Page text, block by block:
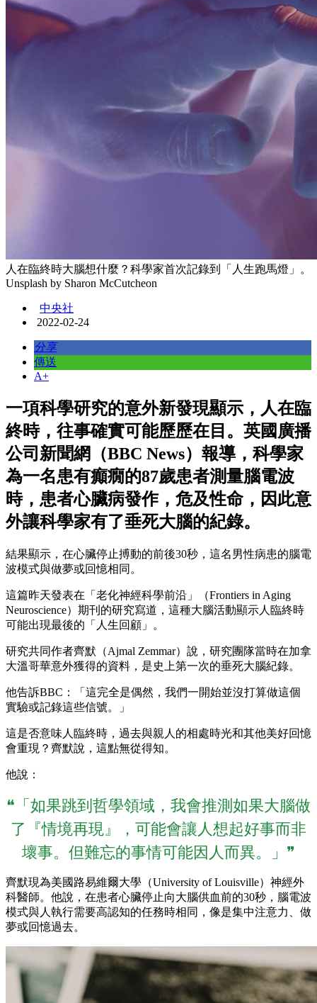
人在臨終時大腦想什麼？科學家首次記錄到「人生跑馬燈」。
Unsplash by Sharon McCutcheon
中央社
2022-02-24
分享
傳送
A+
一項科學研究的意外新發現顯示，人在臨
終時，往事確實可能歷歷在目。英國廣播
公司新聞網（BBC News）報導，科學家
為一名患有癲癇的87歲患者測量腦電波
時，患者心臟病發作，危及性命，因此意
外讓科學家有了垂死大腦的紀錄。
結果顯示，在心臟停止搏動的前後30秒，這名男性病患的腦電
波模式與做夢或回憶相同。
這篇昨天發表在「老化神經科學前沿」（Frontiers in Aging
Neuroscience）期刊的研究寫道，這種大腦活動顯示人臨終時
可能出現最後的「人生回顧」。
研究共同作者齊默（Ajmal Zemmar）說，研究團隊當時在加拿
大溫哥華意外獲得的資料，是史上第一次的垂死大腦紀錄。
他告訴BBC：「這完全是偶然，我們一開始並沒打算做這個
實驗或記錄這些信號。」
這是否意味人臨終時，過去與親人的相處時光和其他美好回憶
會重現？齊默說，這點無從得知。
他說：
❝「如果跳到哲學領域，我會推測如果大腦做
了『情境再現』，可能會讓人想起好事而非
壞事。但難忘的事情可能因人而異。」❞
齊默現為美國路易維爾大學（University of Louisville）神經外
科醫師。他說，在患者心臟停止向大腦供血前的30秒，腦電波
模式與人執行需要高認知的任務時相同，像是集中注意力、做
夢或回憶過去。